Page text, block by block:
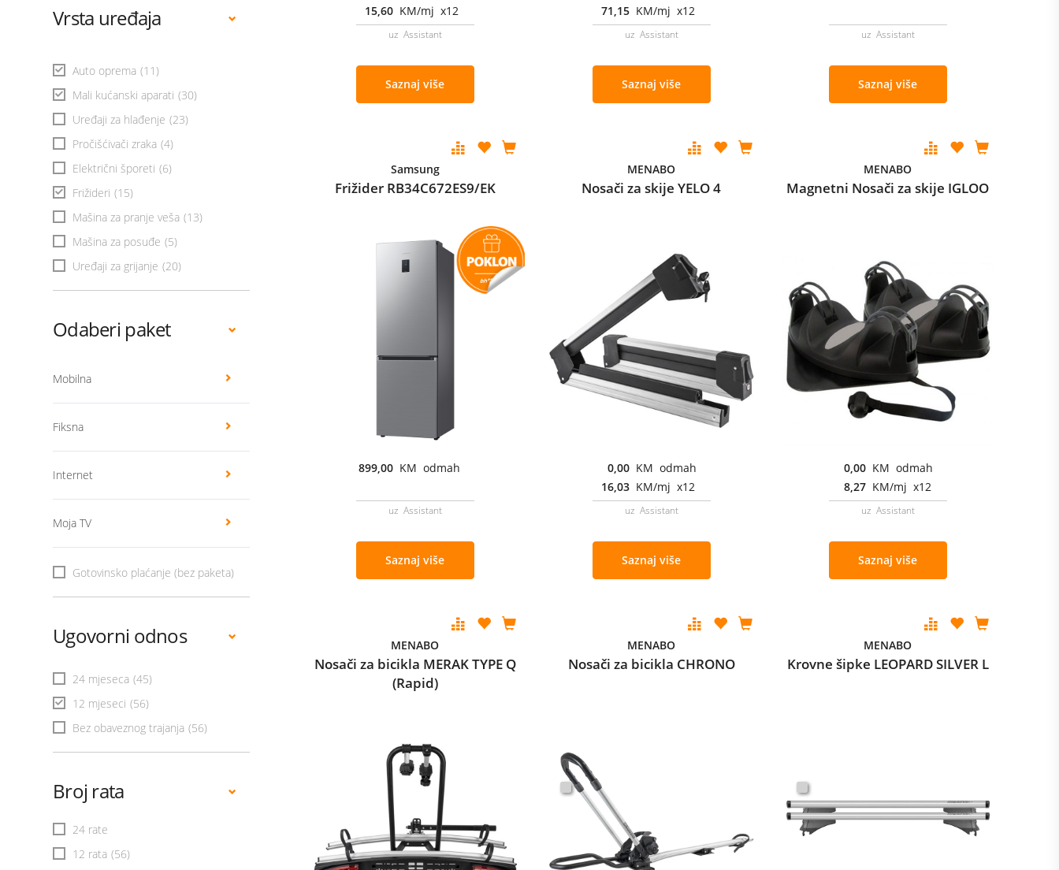
Vrsta uređaja
Auto oprema (11)
Mali kućanski aparati (30)
Uređaji za hlađenje (23)
Pročišćivači zraka (4)
Električni šporeti (6)
Frižideri (15)
Mašina za pranje veša (13)
Mašina za posuđe (5)
Uređaji za grijanje (20)
Odaberi paket
Mobilna
Fiksna
Internet
Moja TV
Gotovinsko plaćanje (bez paketa)
Ugovorni odnos
24 mjeseca (45)
12 mjeseci (56)
Bez obaveznog trajanja (56)
Broj rata
24 rate
12 rata (56)
15,60 KM/mj x12
uz Assistant
Saznaj više
71,15 KM/mj x12
uz Assistant
Saznaj više
uz Assistant
Saznaj više
Samsung
Frižider RB34C672ES9/EK
899,00 KM odmah
uz Assistant
Saznaj više
MENABO
Nosači za skije YELO 4
0,00 KM odmah
16,03 KM/mj x12
uz Assistant
Saznaj više
MENABO
Magnetni Nosači za skije IGLOO
0,00 KM odmah
8,27 KM/mj x12
uz Assistant
Saznaj više
MENABO
Nosači za bicikla MERAK TYPE Q
(Rapid)
MENABO
Nosači za bicikla CHRONO
MENABO
Krovne šipke LEOPARD SILVER L